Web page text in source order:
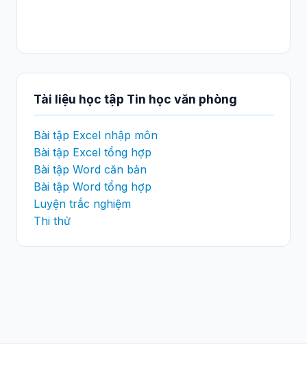
Tài liệu học tập Tin học văn phòng
Bài tập Excel nhập môn
Bài tập Excel tổng hợp
Bài tập Word căn bản
Bài tập Word tổng hợp
Luyện trắc nghiệm
Thi thử